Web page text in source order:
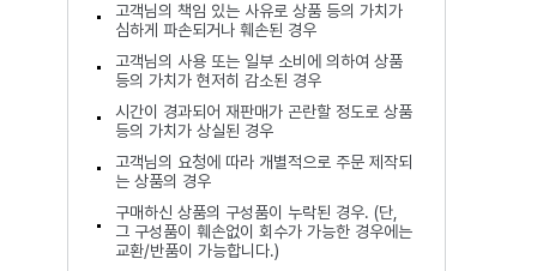
고객님의 책임 있는 사유로 상품 등의 가치가
심하게 파손되거나 훼손된 경우
고객님의 사용 또는 일부 소비에 의하여 상품
등의 가치가 현저히 감소된 경우
시간이 경과되어 재판매가 곤란할 정도로 상품
등의 가치가 상실된 경우
고객님의 요청에 따라 개별적으로 주문 제작되
는 상품의 경우
구매하신 상품의 구성품이 누락된 경우. (단,
그 구성품이 훼손없이 회수가 가능한 경우에는
교환/반품이 가능합니다.)